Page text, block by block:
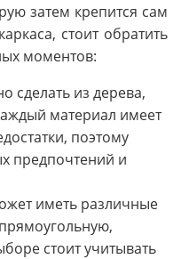
затем крепится сам
стоит обратить
моментов:
сделать из дерева,
материал имеет
поэтому
предпочтений и
иметь различные
стоит учитывать